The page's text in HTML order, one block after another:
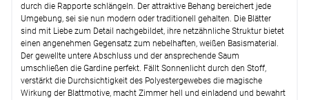
Optionen verfügbar, bitte konfigurieren.
durch die Rapporte schlängeln. Der attraktive Behang bereichert jede
Umgebung, sei sie nun modern oder traditionell gehalten. Die Blätter
sind mit Liebe zum Detail nachgebildet, ihre netzähnliche Struktur bietet
einen angenehmen Gegensatz zum nebelhaften, weißen Basismaterial.
Der gewellte untere Abschluss und der ansprechende Saum
umschließen die Gardine perfekt. Fällt Sonnenlicht durch den Stoff,
verstärkt die Durchsichtigkeit des Polyestergewebes die magische
Wirkung der Blattmotive, macht Zimmer hell und einladend und bewahrt